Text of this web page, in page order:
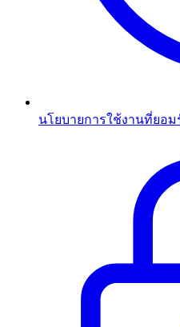
นโยบายการใช้งานที่ยอม